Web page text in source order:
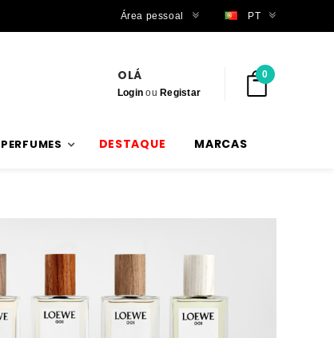
Trabalhamos com stock verdadeiro
Área pessoal PT
OLÁ
Login ouRegistar
0
PERFUMES DESTAQUE MARCAS